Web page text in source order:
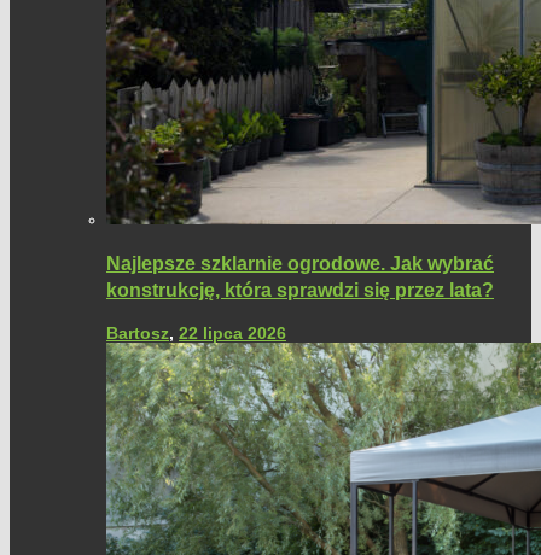
Najlepsze szklarnie ogrodowe. Jak wybrać
konstrukcję, która sprawdzi się przez lata?
Bartosz, 22 lipca 2026